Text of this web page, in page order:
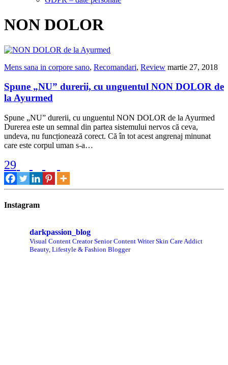
NON DOLOR
Mens sana in corpore sano, Recomandari, Review martie 27, 2018
Spune „NU” durerii, cu unguentul NON DOLOR de
la Ayurmed
Spune „NU” durerii, cu unguentul NON DOLOR de la Ayurmed
Durerea este un semnal din partea sistemului nervos că ceva,
undeva, nu funcționează corect. Că în tot acest angrenaj minunat
care este corpul uman s-a…
29
Instagram
darkpassion_blog
Visual Content CreatorSenior Content WriterSkin Care Addict
Beauty, Lifestyle & Fashion Blogger